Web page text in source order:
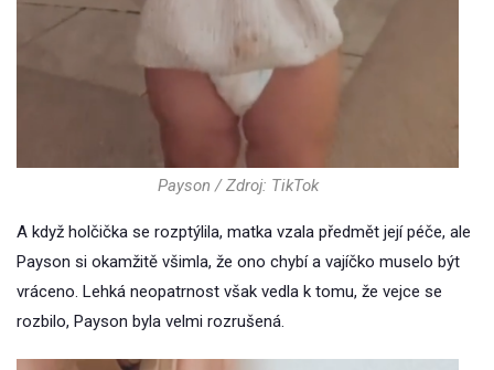
Payson / Zdroj: TikTok
A když holčička se rozptýlila, matka vzala předmět její péče, ale
Payson si okamžitě všimla, že ono chybí a vajíčko muselo být
vráceno. Lehká neopatrnost však vedla k tomu, že vejce se
rozbilo, Payson byla velmi rozrušená.